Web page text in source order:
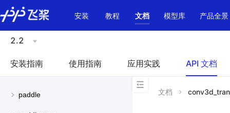
\u200E
安装
教程 文档 模型库 产品全景
2.2
安装指南 使用指南 应用实践 API 文档
paddle 文档